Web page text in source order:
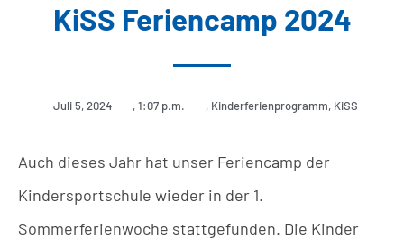
KiSS Feriencamp 2024
Juli 5, 2024 ,1:07 p.m. , Kinderferienprogramm, KiSS
Auch dieses Jahr hat unser Feriencamp der
Kindersportschule wieder in der 1.
Sommerferienwoche stattgefunden. Die Kinder